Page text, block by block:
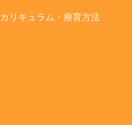
カリキュラム・療育方法